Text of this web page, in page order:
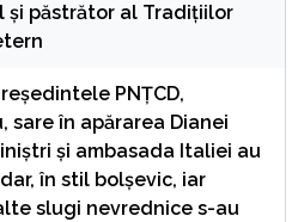
și păstrător al Tradițiilor
PNȚCD,
sare în apărarea Dianei
și ambasada Italiei au
în stil bolșevic, iar
slugi nevrednice s-au